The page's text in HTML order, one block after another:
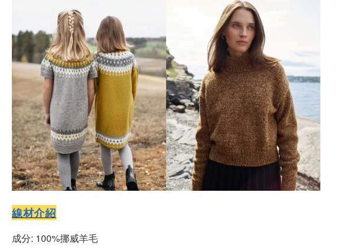
線材介紹
成分: 100%挪威羊毛